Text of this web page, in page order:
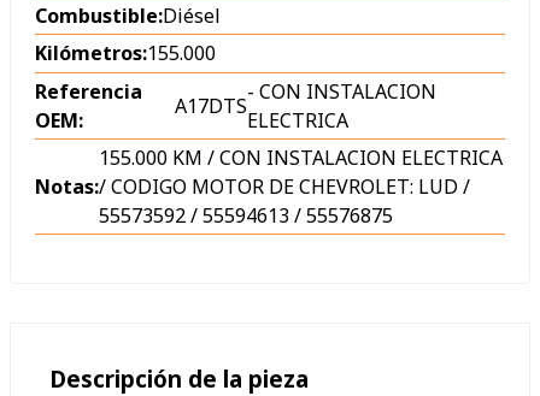
Combustible:Diésel
Kilómetros:155.000
Referencia
OEM:
A17DTS
-CON INSTALACION
ELECTRICA
Notas:
155.000 KM / CON INSTALACION ELECTRICA
/ CODIGO MOTOR DE CHEVROLET: LUD /
55573592 / 55594613 / 55576875
Descripción de la pieza